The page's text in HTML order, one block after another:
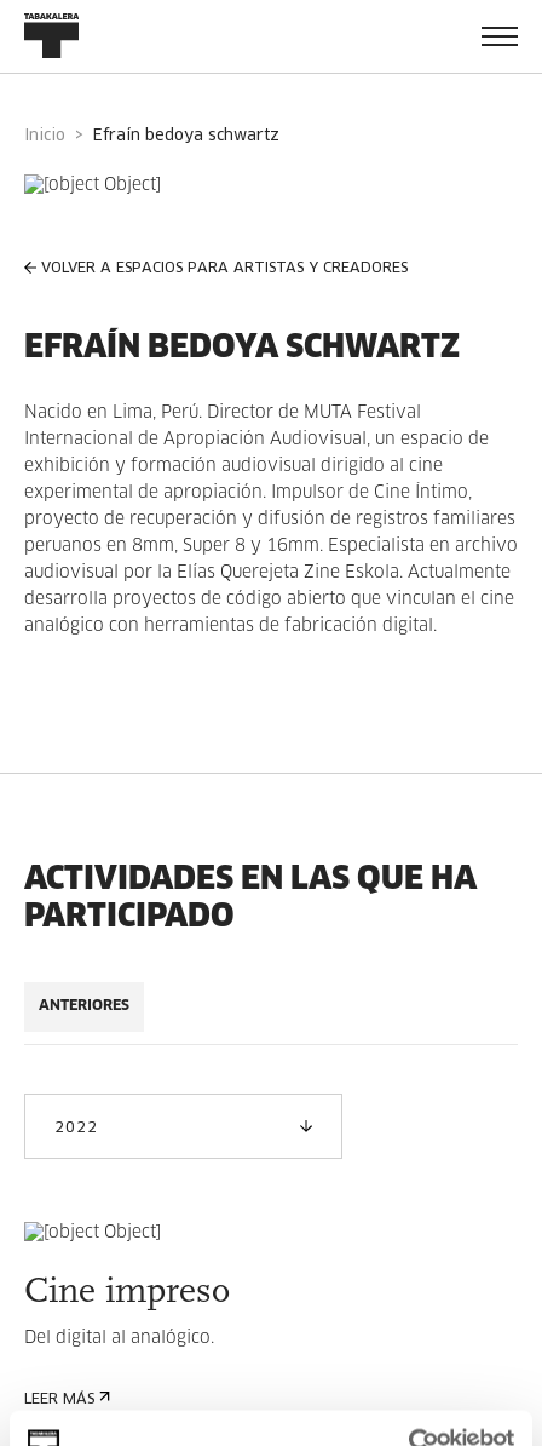
Inicio efraín bedoya schwartz
VOLVER A ESPACIOS PARA ARTISTAS Y CREADORES
EFRAÍN BEDOYA SCHWARTZ
Nacido en Lima, Perú. Director de MUTA Festival
Internacional de Apropiación Audiovisual, un espacio de
exhibición y formación audiovisual dirigido al cine
experimental de apropiación. Impulsor de Cine Íntimo,
proyecto de recuperación y difusión de registros familiares
peruanos en 8mm, Super 8 y 16mm. Especialista en archivo
audiovisual por la Elías Querejeta Zine Eskola. Actualmente
desarrolla proyectos de código abierto que vinculan el cine
analógico con herramientas de fabricación digital.
ACTIVIDADES EN LAS QUE HA
PARTICIPADO
ANTERIORES
2022
Cine impreso
Del digital al analógico.
LEER MÁS